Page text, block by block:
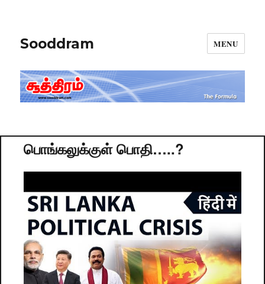
Sooddram MENU
பொங்கலுக்குள் பொதி…..?